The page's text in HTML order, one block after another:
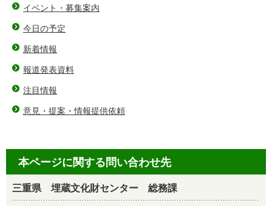
イベント・募集案内
今日の予定
新着情報
報道発表資料
注目情報
意見・提案・情報提供依頼
本ページに関する問い合わせ先
三重県 埋蔵文化財センター 総務課